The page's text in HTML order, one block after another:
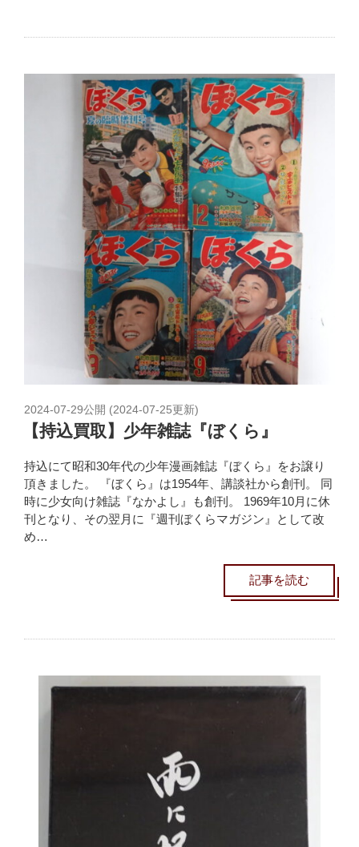
2024-07-29公開 (2024-07-25更新)
【持込買取】少年雑誌『ぼくら』
持込にて昭和30年代の少年漫画雑誌『ぼくら』をお譲り
頂きました。 『ぼくら』は1954年、講談社から創刊。 同
時に少女向け雑誌『なかよし』も創刊。 1969年10月に休
刊となり、その翌月に『週刊ぼくらマガジン』として改
め…
記事を読む